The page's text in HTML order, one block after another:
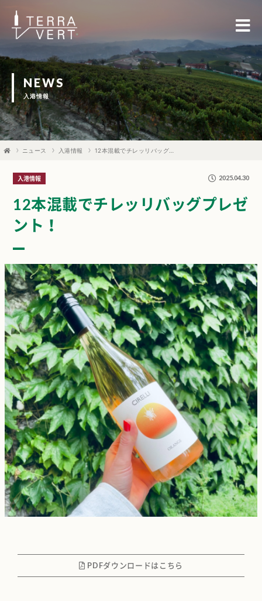
NEWS
入港情報
ニュース 入港情報
12本混載でチレッリバッグプレゼ
ント！
入港情報 2025.04.30
PDFダウンロードはこちら